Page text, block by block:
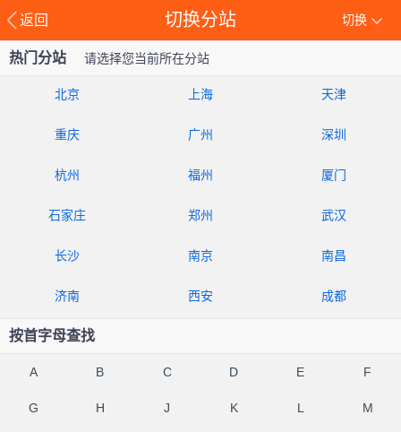
返回 切换
切换分站
热门分站 请选择您当前所在分站
北京 上海 天津
重庆 广州 深圳
杭州 福州 厦门
石家庄 郑州 武汉
长沙 南京 南昌
济南 西安 成都
按首字母查找
A B C D E F
G H J K L M